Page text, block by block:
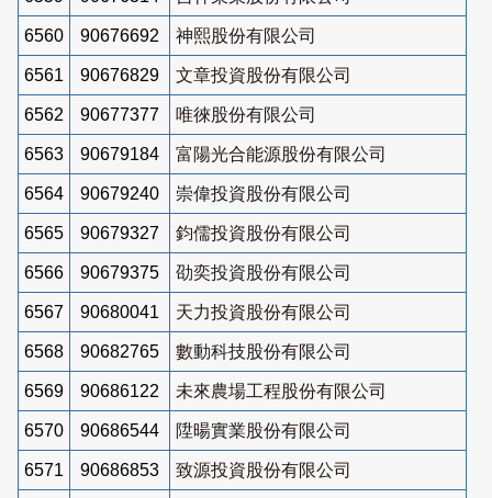
6560 90676692 神熙股份有限公司
6561 90676829 文章投資股份有限公司
6562 90677377 唯徠股份有限公司
6563 90679184 富陽光合能源股份有限公司
6564 90679240 崇偉投資股份有限公司
6565 90679327 鈞儒投資股份有限公司
6566 90679375 劭奕投資股份有限公司
6567 90680041 天力投資股份有限公司
6568 90682765 數動科技股份有限公司
6569 90686122 未來農場工程股份有限公司
6570 90686544 陞暘實業股份有限公司
6571 90686853 致源投資股份有限公司